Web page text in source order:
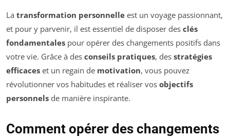
La transformation personnelle est un voyage passionnant,
et pour y parvenir, il est essentiel de disposer des clés
fondamentales pour opérer des changements positifs dans
votre vie. Grâce à des conseils pratiques, des stratégies
efficaces et un regain de motivation, vous pouvez
révolutionner vos habitudes et réaliser vos objectifs
personnels de manière inspirante.
Comment opérer des changements